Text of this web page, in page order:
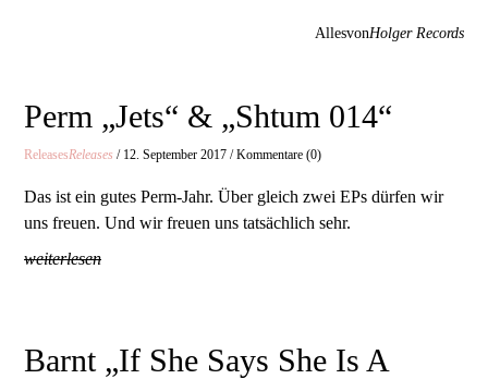
AllesvonHolger Records
Perm „Jets“ & „Shtum 014“
ReleasesReleases / 12. September 2017 / Kommentare (0)
Das ist ein gutes Perm-Jahr. Über gleich zwei EPs dürfen wir
uns freuen. Und wir freuen uns tatsächlich sehr.
weiterlesen
Barnt „If She Says She Is A